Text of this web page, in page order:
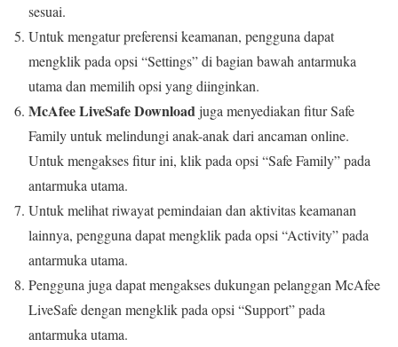
sesuai.
Untuk mengatur preferensi keamanan, pengguna dapat
mengklik pada opsi “Settings” di bagian bawah antarmuka
utama dan memilih opsi yang diinginkan.
McAfee LiveSafe Downloadjuga menyediakan fitur Safe
Family untuk melindungi anak-anak dari ancaman online.
Untuk mengakses fitur ini, klik pada opsi “Safe Family” pada
antarmuka utama.
Untuk melihat riwayat pemindaian dan aktivitas keamanan
lainnya, pengguna dapat mengklik pada opsi “Activity” pada
antarmuka utama.
Pengguna juga dapat mengakses dukungan pelanggan McAfee
LiveSafe dengan mengklik pada opsi “Support” pada
antarmuka utama.